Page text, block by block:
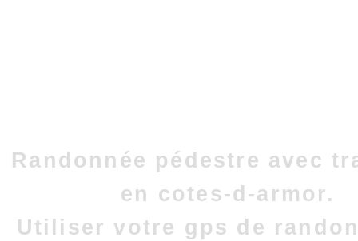
Randonnée pédestre avec
en cotes-d-armor.
Utiliser votre gps de